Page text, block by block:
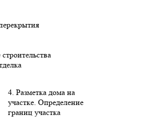
4. Разметка дома на
участке. Определение
границ участка